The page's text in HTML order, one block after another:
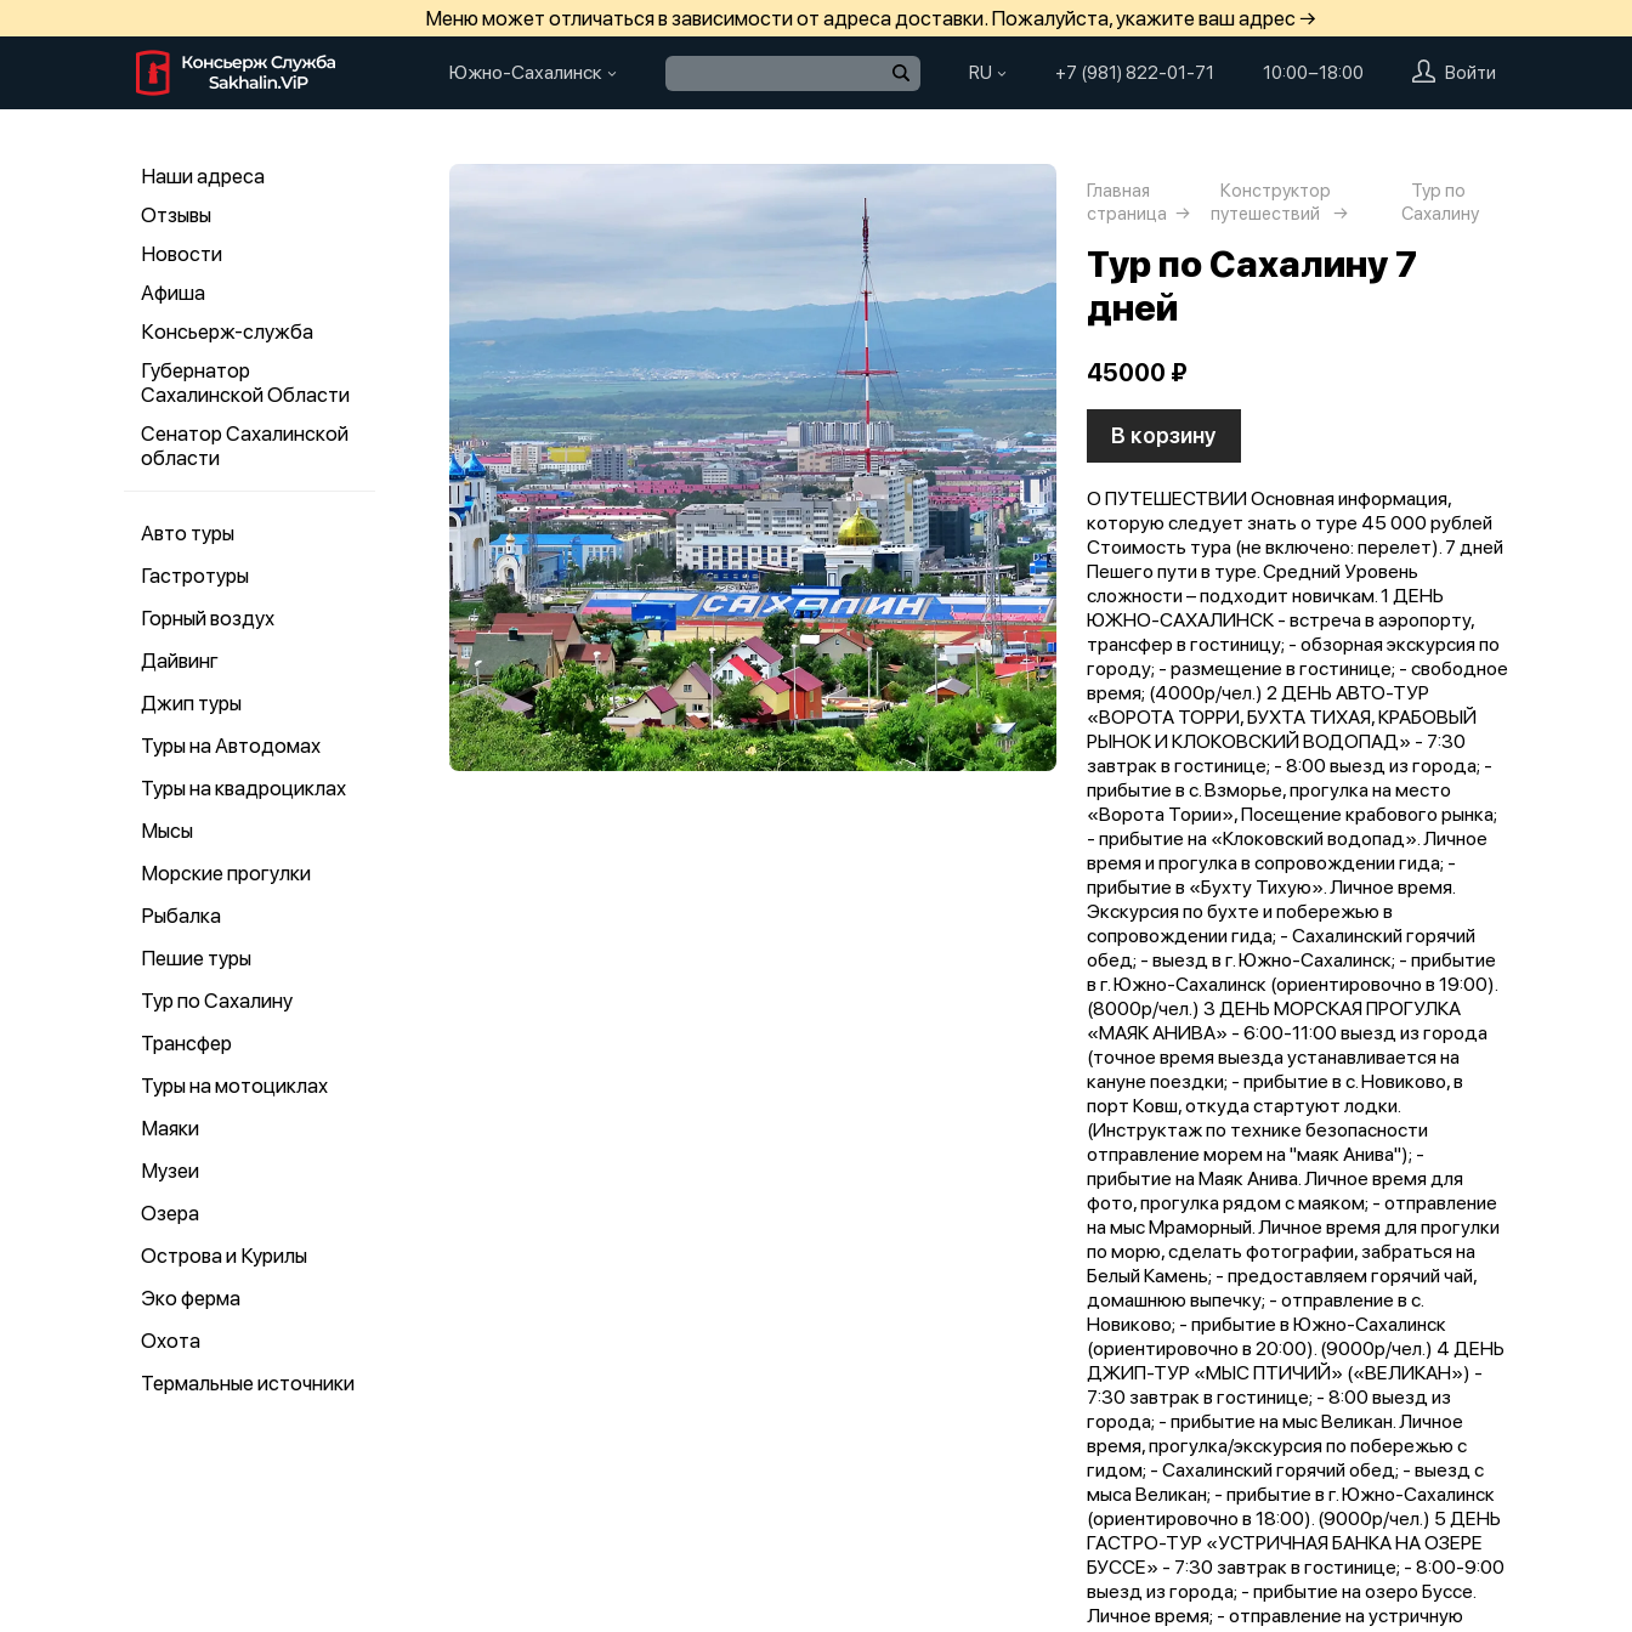
Меню может отличаться в зависимости от адреса доставки. Пожалуйста, укажите ваш адрес →
Южно-Сахалинск RU +7 (981) 822-01-71 10:00−18:00 Войти
Наши адреса
Отзывы
Новости
Афиша
Консьерж-служба
Губернатор
Сахалинской Области
Сенатор Сахалинской
области
Авто туры
Гастротуры
Горный воздух
Дайвинг
Джип туры
Туры на Автодомах
Туры на квадроциклах
Мысы
Морские прогулки
Рыбалка
Пешие туры
Тур по Сахалину
Трансфер
Туры на мотоциклах
Маяки
Музеи
Озера
Острова и Курилы
Эко ферма
Охота
Термальные источники
Главная
страница
Конструктор
путешествий
Тур по
Сахалину
Тур по Сахалину 7
дней
45000 ₽
В корзину
О ПУТЕШЕСТВИИ Основная информация,
которую следует знать о туре 45 000 рублей
Стоимость тура (не включено: перелет). 7 дней
Пешего пути в туре. Средний Уровень
сложности – подходит новичкам. 1 ДЕНЬ
ЮЖНО-САХАЛИНСК - встреча в аэропорту,
трансфер в гостиницу; - обзорная экскурсия по
городу; - размещение в гостинице; - свободное
время; (4000р/чел.) 2 ДЕНЬ АВТО-ТУР
«ВОРОТА ТОРРИ, БУХТА ТИХАЯ, КРАБОВЫЙ
РЫНОК И КЛОКОВСКИЙ ВОДОПАД» - 7:30
завтрак в гостинице; - 8:00 выезд из города; -
прибытие в с. Взморье, прогулка на место
«Ворота Тории», Посещение крабового рынка;
- прибытие на «Клоковский водопад». Личное
время и прогулка в сопровождении гида; -
прибытие в «Бухту Тихую». Личное время.
Экскурсия по бухте и побережью в
сопровождении гида; - Сахалинский горячий
обед; - выезд в г. Южно-Сахалинск; - прибытие
в г. Южно-Сахалинск (ориентировочно в 19:00).
(8000р/чел.) 3 ДЕНЬ МОРСКАЯ ПРОГУЛКА
«МАЯК АНИВА» - 6:00-11:00 выезд из города
(точное время выезда устанавливается на
кануне поездки; - прибытие в с. Новиково, в
порт Ковш, откуда стартуют лодки.
(Инструктаж по технике безопасности
отправление морем на "маяк Анива"); -
прибытие на Маяк Анива. Личное время для
фото, прогулка рядом с маяком; - отправление
на мыс Мраморный. Личное время для прогулки
по морю, сделать фотографии, забраться на
Белый Камень; - предоставляем горячий чай,
домашнюю выпечку; - отправление в с.
Новиково; - прибытие в Южно-Сахалинск
(ориентировочно в 20:00). (9000р/чел.) 4 ДЕНЬ
ДЖИП-ТУР «МЫС ПТИЧИЙ» («ВЕЛИКАН») -
7:30 завтрак в гостинице; - 8:00 выезд из
города; - прибытие на мыс Великан. Личное
время, прогулка/экскурсия по побережью с
гидом; - Сахалинский горячий обед; - выезд с
мыса Великан; - прибытие в г. Южно-Сахалинск
(ориентировочно в 18:00). (9000р/чел.) 5 ДЕНЬ
ГАСТРО-ТУР «УСТРИЧНАЯ БАНКА НА ОЗЕРЕ
БУССЕ» - 7:30 завтрак в гостинице; - 8:00-9:00
выезд из города; - прибытие на озеро Буссе.
Личное время; - отправление на устричную